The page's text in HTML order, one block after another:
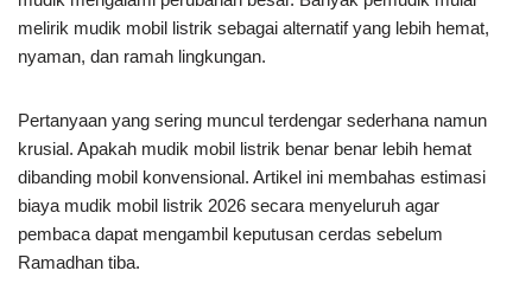
melirik mudik mobil listrik sebagai alternatif yang lebih hemat,
nyaman, dan ramah lingkungan.
Pertanyaan yang sering muncul terdengar sederhana namun
krusial. Apakah mudik mobil listrik benar benar lebih hemat
dibanding mobil konvensional. Artikel ini membahas estimasi
biaya mudik mobil listrik 2026 secara menyeluruh agar
pembaca dapat mengambil keputusan cerdas sebelum
Ramadhan tiba.